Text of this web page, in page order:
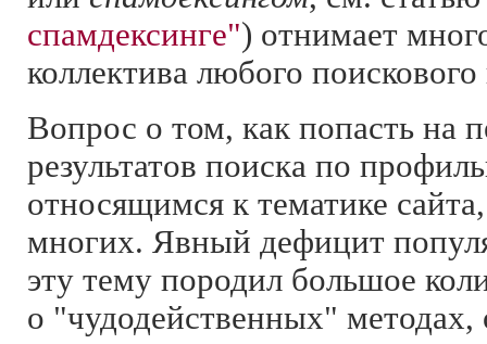
спамдексинге") отнимает
коллектива любого поискового
Вопрос о том, как попасть на
результатов поиска по
относящимся к тематике
многих. Явный дефицит
эту тему породил большое
о "чудодейственных" методах,